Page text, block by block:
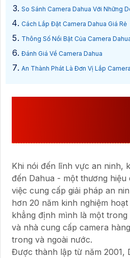
So Sánh Camera Dahua Với Những
Cách Lắp Đặt Camera Dahua Giá Rẻ
Thông Số Nổi Bật Của Camera
Đánh Giá Về Camera Dahua
An Thành Phát Là Đơn Vị Lắp
Khi nói đến lĩnh vực an ninh,
đến Dahua - một thương hiệu
việc cung cấp giải pháp an
hơn 20 năm kinh nghiệm
khẳng định mình là một
và nhà cung cấp camera
trong và ngoài nước.
Được thành lập từ năm 2001,